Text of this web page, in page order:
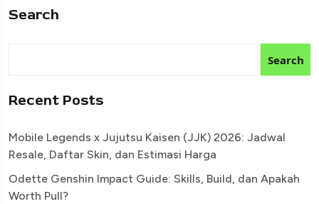
Search
Search
Recent Posts
Mobile Legends x Jujutsu Kaisen (JJK) 2026: Jadwal
Resale, Daftar Skin, dan Estimasi Harga
Odette Genshin Impact Guide: Skills, Build, dan Apakah
Worth Pull?